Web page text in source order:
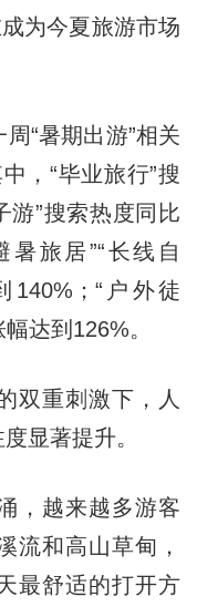
为今夏旅游市场
“暑期出游”相关
，“毕业旅行”搜
游”搜索热度同比
旅居”“长线自
；“户外徒
达到126%。
重刺激下，人
显著提升。
越来越多游客
流和高山草甸，
最舒适的打开方